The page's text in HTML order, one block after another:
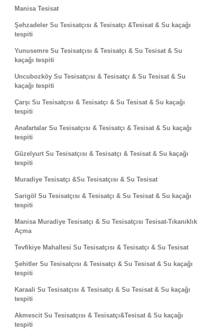
Manisa Tesisat
Şehzadeler Su Tesisatçısı & Tesisatçı &Tesisat & Su kaçağı
tespiti
Yunusemre Su Tesisatçısı & Tesisatçı & Su Tesisat & Su
kaçağı tespiti
Uncubozköy Su Tesisatçısı & Tesisatçı & Su Tesisat & Su
kaçağı tespiti
Çarşı Su Tesisatçısı & Tesisatçı & Su Tesisat & Su kaçağı
tespiti
Anafartalar Su Tesisatçısı & Tesisatçı & Tesisat & Su kaçağı
tespiti
Güzelyurt Su Tesisatçısı & Tesisatçı & Tesisat & Su kaçağı
tespiti
Muradiye Tesisatçı &Su Tesisatçısı & Su Tesisat
Sarigöl Su Tesisatçısı & Tesisatçı & Su Tesisat & Su kaçağı
tespiti
Manisa Muradiye Tesisatçı & Su Tesisatçısı Tesisat-Tıkanıklık
Açma
Tevfikiye Mahallesi Su Tesisatçısı & Tesisatçı & Su Tesisat
Şehitler Su Tesisatçısı & Tesisatçı & Su Tesisat & Su kaçağı
tespiti
Karaali Su Tesisatçısı & Tesisatçı & Su Tesisat & Su kaçağı
tespiti
Akmescit Su Tesisatçısı & Tesisatçı&Tesisat & Su kaçağı
tespiti